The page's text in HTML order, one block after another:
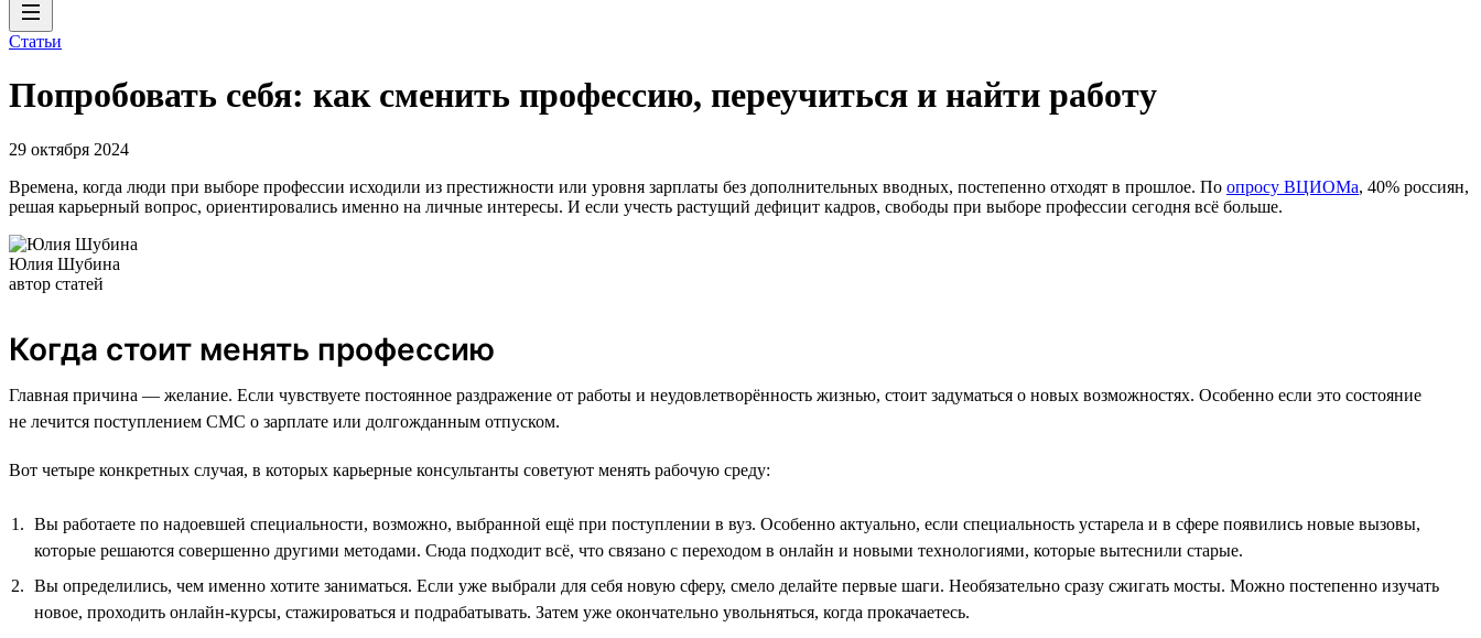
Статьи
Попробовать себя: как сменить профессию, переучиться и найти работу
29 октября 2024
Времена, когда люди при выборе профессии исходили из престижности или уровня зарплаты без дополнительных вводных, постепенно отходят в прошлое. По опросу ВЦИОМа, 40% россиян,
решая карьерный вопрос, ориентировались именно на личные интересы. И если учесть растущий дефицит кадров, свободы при выборе профессии сегодня всё больше.
Юлия Шубина
автор статей
Когда стоит менять профессию
Главная причина — желание. Если чувствуете постоянное раздражение от работы и неудовлетворённость жизнью, стоит задуматься о новых возможностях. Особенно если это состояние
не лечится поступлением СМС о зарплате или долгожданным отпуском.
Вот четыре конкретных случая, в которых карьерные консультанты советуют менять рабочую среду:
Вы работаете по надоевшей специальности, возможно, выбранной ещё при поступлении в вуз. Особенно актуально, если специальность устарела и в сфере появились новые вызовы,
которые решаются совершенно другими методами. Сюда подходит всё, что связано с переходом в онлайн и новыми технологиями, которые вытеснили старые.
Вы определились, чем именно хотите заниматься. Если уже выбрали для себя новую сферу, смело делайте первые шаги. Необязательно сразу сжигать мосты. Можно постепенно изучать
новое, проходить онлайн-курсы, стажироваться и подрабатывать. Затем уже окончательно увольняться, когда прокачаетесь.